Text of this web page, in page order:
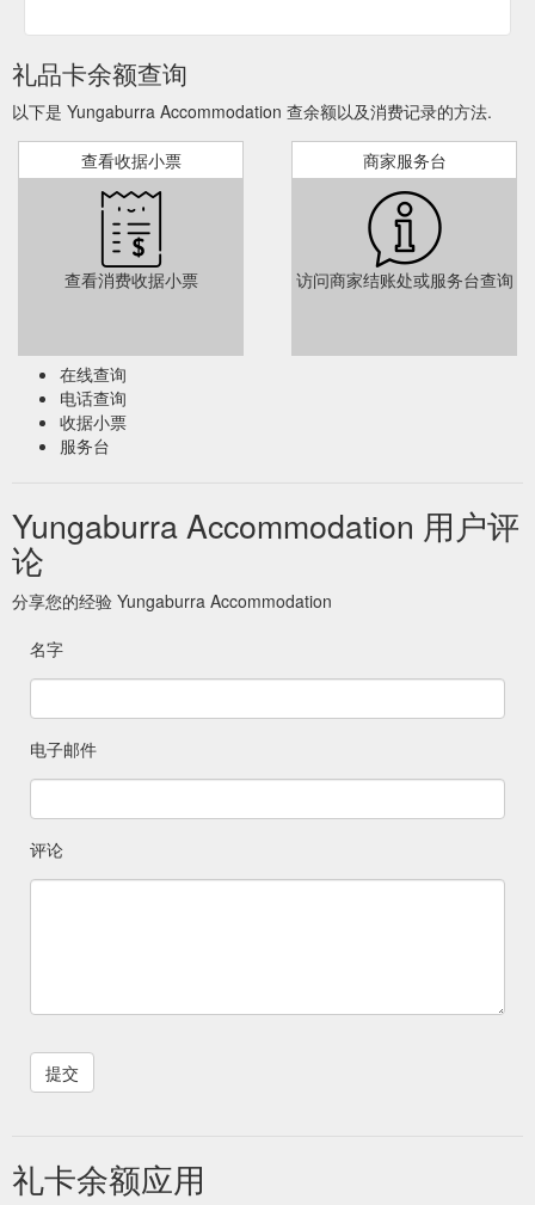
礼品卡余额查询
以下是 Yungaburra Accommodation 查余额以及消费记录的方法.
查看收据小票
查看消费收据小票
商家服务台
访问商家结账处或服务台查询
在线查询
电话查询
收据小票
服务台
Yungaburra Accommodation 用户评
论
分享您的经验 Yungaburra Accommodation
名字
电子邮件
评论
礼卡余额应用